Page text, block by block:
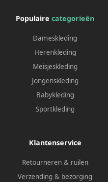
Populaire categorieën
Dameskleding
Herenkleding
Meisjeskleding
Jongenskleding
Babykleding
Sportkleding
Klantenservice
Retourneren & ruilen
Verzending & bezorging